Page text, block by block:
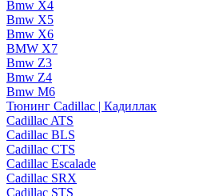
Bmw X4
Bmw X5
Bmw X6
BMW X7
Bmw Z3
Bmw Z4
Bmw М6
Тюнинг Cadillac | Кадиллак
Cadillac ATS
Cadillac BLS
Cadillac CTS
Cadillac Escalade
Cadillac SRX
Cadillac STS